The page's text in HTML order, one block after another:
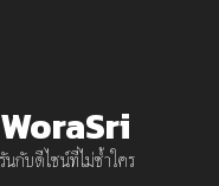
กับดีไซน์ที่ไม่ซ้ำใคร